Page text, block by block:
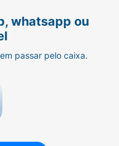
whatsapp ou
passar pelo caixa.